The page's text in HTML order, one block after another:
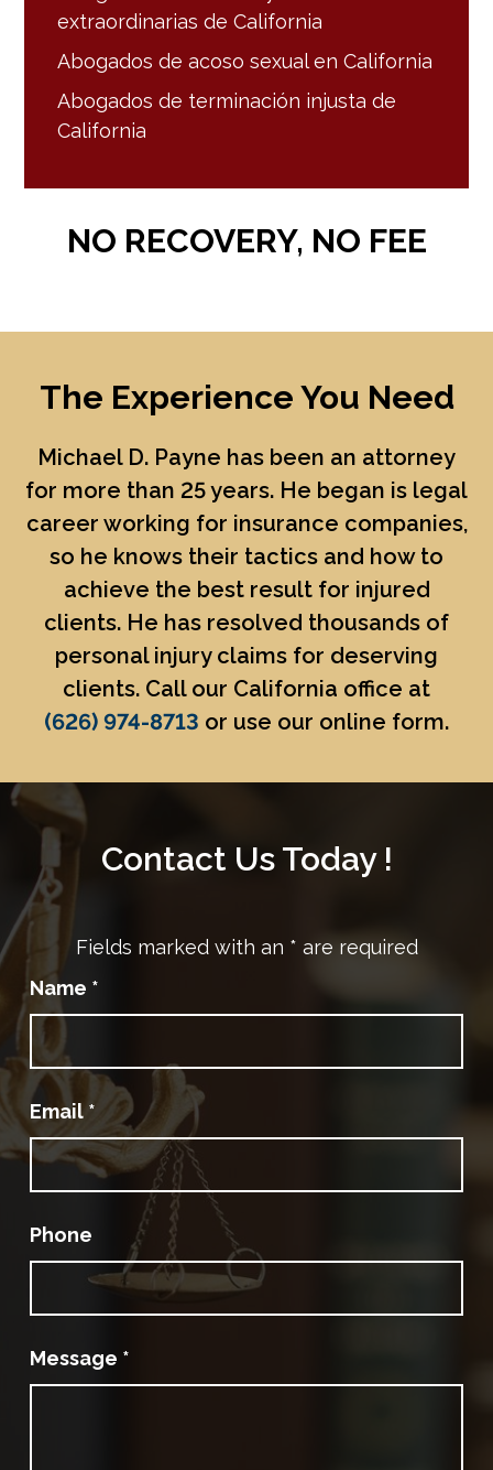
extraordinarias de California
Abogados de acoso sexual en California
Abogados de terminación injusta de
California
NO RECOVERY, NO FEE
The Experience You Need
Michael D. Payne has been an attorney
for more than 25 years. He began is legal
career working for insurance companies,
so he knows their tactics and how to
achieve the best result for injured
clients. He has resolved thousands of
personal injury claims for deserving
clients. Call our California office at
(626) 974-8713 or use our online form.
Contact Us Today !
Fields marked with an * are required
Name *
Email *
Phone
Message *